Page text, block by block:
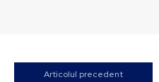
Articolul precedent